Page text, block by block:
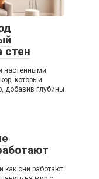
стен
настенными
который
добавив глубины
как они работают